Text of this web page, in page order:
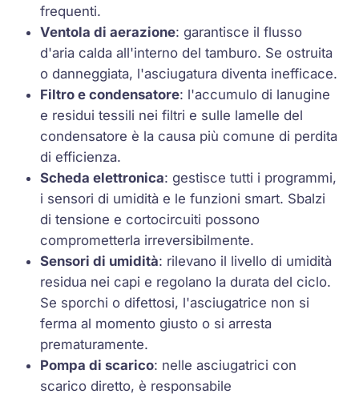
frequenti.
Ventola di aerazione: garantisce il flusso
d'aria calda all'interno del tamburo. Se ostruita
o danneggiata, l'asciugatura diventa inefficace.
Filtro e condensatore: l'accumulo di lanugine
e residui tessili nei filtri e sulle lamelle del
condensatore è la causa più comune di perdita
di efficienza.
Scheda elettronica: gestisce tutti i programmi,
i sensori di umidità e le funzioni smart. Sbalzi
di tensione e cortocircuiti possono
comprometterla irreversibilmente.
Sensori di umidità: rilevano il livello di umidità
residua nei capi e regolano la durata del ciclo.
Se sporchi o difettosi, l'asciugatrice non si
ferma al momento giusto o si arresta
prematuramente.
Pompa di scarico: nelle asciugatrici con
scarico diretto, è responsabile